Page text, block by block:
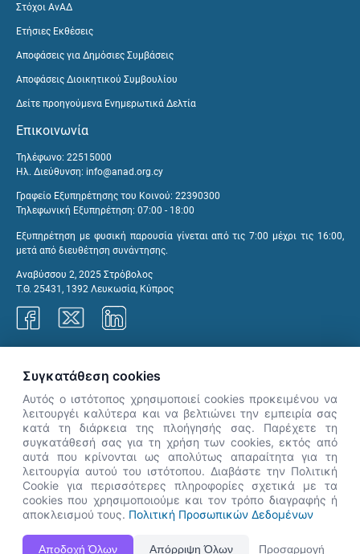
Στόχοι ΑνΑΔ
Ετήσιες Εκθέσεις
Αποφάσεις για Δημόσιες Συμβάσεις
Αποφάσεις Διοικητικού Συμβουλίου
Δείτε προηγούμενα Ενημερωτικά Δελτία
Επικοινωνία
Τηλέφωνο: 22515000
Ηλ. Διεύθυνση: info@anad.org.cy
Γραφείο Εξυπηρέτησης του Κοινού: 22390300
Τηλεφωνική Εξυπηρέτηση: 07:00 - 18:00
Εξυπηρέτηση με φυσική παρουσία γίνεται από τις 7:00 μέχρι τις 16:00,
μετά από διευθέτηση συνάντησης.
Αναβύσσου 2, 2025 Στρόβολος
Τ.Θ. 25431, 1392 Λευκωσία, Κύπρος
Η Ιστοσελίδα ΑνΑΔ είναι πλήρως συμβατή με τις νεότερες εκδόσεις, Google Chrome, Mozilla Firefox,
Apple Safari καθώς και Internet Explorer.
👋 Καλώς ήρθες! Είμαι η Νόησις.
Πες μου πώς μπορώ να σε βοηθήσω
σήμερα.
Συγκατάθεση cookies
Αυτός ο ιστότοπος χρησιμοποιεί cookies προκειμένου να
λειτουργέι καλύτερα και να βελτιώνει την εμπειρία σας
κατά τη διάρκεια της πλοήγησής σας. Παρέχετε τη
συγκατάθεσή σας για τη χρήση των cookies, εκτός από
αυτά που κρίνονται ως απολύτως απαραίτητα για τη
λειτουργία αυτού του ιστότοπου. Διαβάστε την Πολιτική
Cookie για περισσότερες πληροφορίες σχετικά με τα
cookies που χρησιμοποιούμε και τον τρόπο διαγραφής ή
αποκλεισμού τους. Πολιτική Προσωπικών Δεδομένων
Αποδοχή Όλων Απόρριψη Όλων Προσαρμογή